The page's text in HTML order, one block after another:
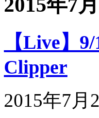
【Live】
Clipper
2015年7月